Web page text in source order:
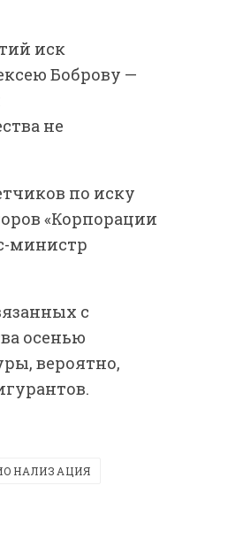
иск
Боброву —
не
по иску
«Корпорации
министр
с
осенью
вероятно,